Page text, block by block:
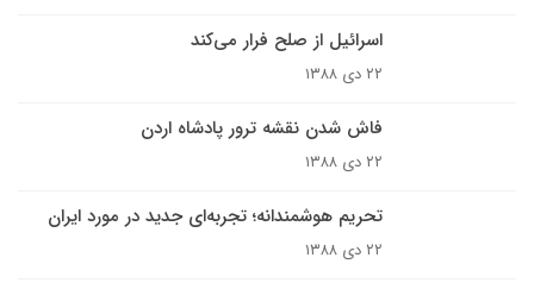
اسرائيل از صلح فرار مى‌کند
۲۲ دی ۱۳۸۸
فاش شدن نقشه ترور پادشاه اردن
۲۲ دی ۱۳۸۸
تحریم هوشمندانه؛ تجربه‌ای جدید در مورد ایران
۲۲ دی ۱۳۸۸